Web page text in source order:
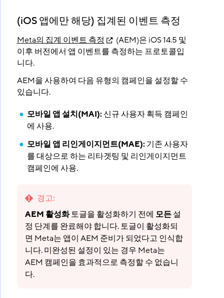
(iOS 앱에만 해당) 집계된 이벤트 측정
Meta의 집계 이벤트 측정
(AEM)은 iOS 14.5 및
이후 버전에서 앱 이벤트를 측정하는 프로토콜입
니다.
AEM을 사용하여 다음 유형의 캠페인을 설정할 수
있습니다.
모바일 앱 설치(MAI):신규 사용자 획득 캠페인
에 사용.
모바일 앱 리인게이지먼트(MAE):기존 사용자
를 대상으로 하는 리타겟팅 및 리인게이지먼트
캠페인에 사용.
경고:
AEM 활성화토글을 활성화하기 전에 모든설
정 단계를 완료해야 합니다. 토글이 활성화되
면 Meta는 앱이 AEM 준비가 되었다고 인식합
니다. 미완성된 설정이 있는 경우 Meta는
AEM 캠페인을 효과적으로 측정할 수 없습니
다.